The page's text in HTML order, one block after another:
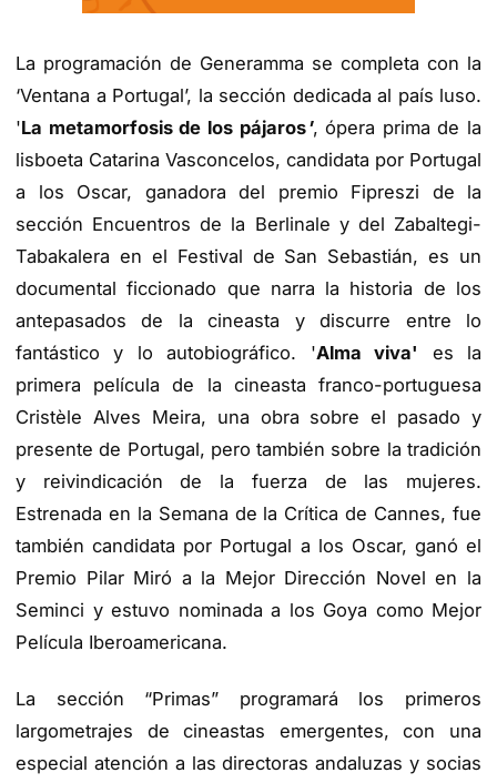
La programación de Generamma se completa con la
‘Ventana a Portugal’, la sección dedicada al país luso.
'La metamorfosis de los pájaros', ópera prima de la
lisboeta Catarina Vasconcelos, candidata por Portugal
a los Oscar, ganadora del premio Fipreszi de la
sección Encuentros de la Berlinale y del Zabaltegi-
Tabakalera en el Festival de San Sebastián, es un
documental ficcionado que narra la historia de los
antepasados de la cineasta y discurre entre lo
fantástico y lo autobiográfico. 'Alma viva'
es la
primera película de la cineasta franco-portuguesa
Cristèle Alves Meira, una obra sobre el pasado y
presente de Portugal, pero también sobre la tradición
y reivindicación de la fuerza de las mujeres.
Estrenada en la Semana de la Crítica de Cannes, fue
también candidata por Portugal a los Oscar, ganó el
Premio Pilar Miró a la Mejor Dirección Novel en la
Seminci y estuvo nominada a los Goya como Mejor
Película Iberoamericana.
La sección “Primas” programará los primeros
largometrajes de cineastas emergentes, con una
especial atención a las directoras andaluzas y socias